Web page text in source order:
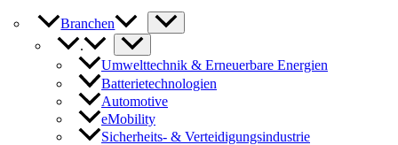
Branchen
.
Umwelttechnik & Erneuerbare Energien
Batterietechnologien
Automotive
eMobility
Sicherheits- & Verteidigungsindustrie